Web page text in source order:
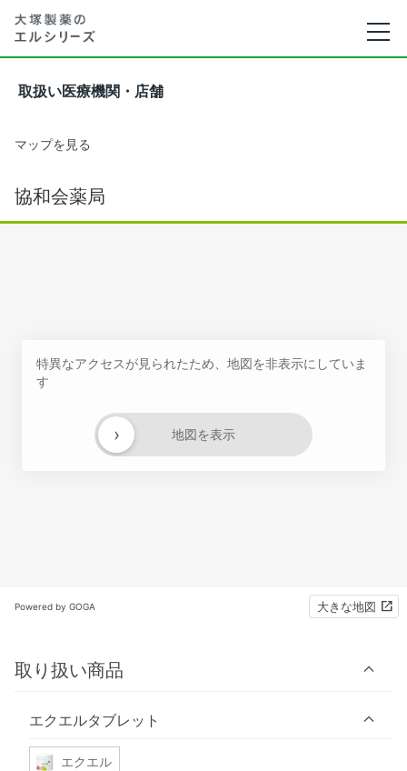
取扱い医療機関・店舗
マップを見る
協和会薬局
特異なアクセスが見られたため、地図を非表示にしていま
す
地図を表示
›
Powered by GOGA 大きな地図
取り扱い商品
エクエルタブレット
エクエル